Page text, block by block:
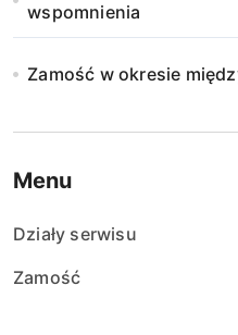
wspomnienia
Zamość w okresie
Menu
Działy serwisu
Zamość